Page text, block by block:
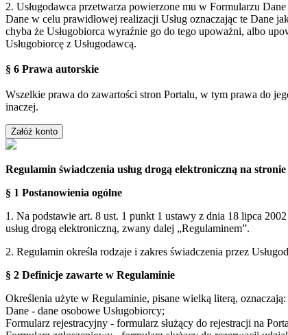
2. Usługodawca przetwarza powierzone mu w Formularzu
Dane w celu prawidłowej realizacji Usług oznaczając te Dane
chyba że Usługobiorca wyraźnie go do tego upoważni, albo
Usługobiorcę z Usługodawcą.
§ 6 Prawa autorskie
Wszelkie prawa do zawartości stron Portalu, w tym prawa do
inaczej.
Regulamin świadczenia usług drogą elektroniczną na
§ 1 Postanowienia ogólne
1. Na podstawie art. 8 ust. 1 punkt 1 ustawy z dnia 18 lipca
usług drogą elektroniczną, zwany dalej „Regulaminem”.
2. Regulamin określa rodzaje i zakres świadczenia przez
§ 2 Definicje zawarte w Regulaminie
Określenia użyte w Regulaminie, pisane wielką literą, oznaczają:
Dane - dane osobowe Usługobiorcy;
Formularz rejestracyjny - formularz służący do rejestracji na